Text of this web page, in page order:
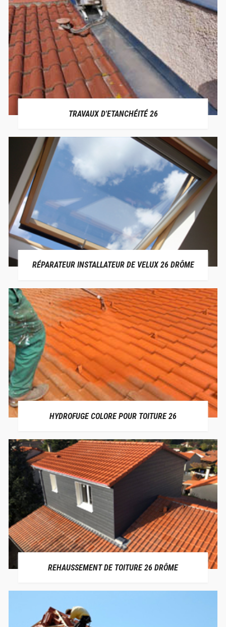
TRAVAUX D'ETANCHÉITÉ 26
RÉPARATEUR INSTALLATEUR DE VELUX 26 DRÔME
HYDROFUGE COLORE POUR TOITURE 26
REHAUSSEMENT DE TOITURE 26 DRÔME